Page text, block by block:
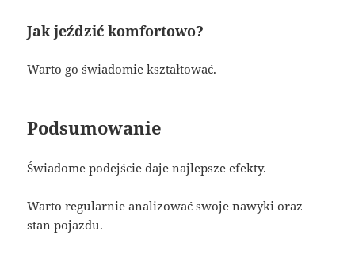
Jak jeździć komfortowo?
Warto go świadomie kształtować.
Podsumowanie
Świadome podejście daje najlepsze efekty.
Warto regularnie analizować swoje nawyki oraz
stan pojazdu.